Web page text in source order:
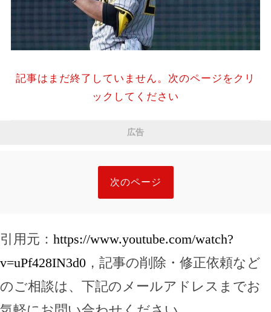
記事はまだ終了していません。次のページをクリ
ックしてください
広告
次のページ
引用元： https://www.youtube.com/watch?
v=uPf428IN3d0 ，記事の削除・修正依頼など
のご相談は、下記のメールアドレスまでお